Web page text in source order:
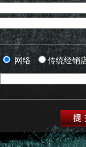
网络 传统经销